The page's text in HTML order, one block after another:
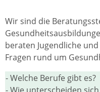
Wir sind die
beraten Jugendliche
Fragen rund um
- Welche Berufe gibt es?